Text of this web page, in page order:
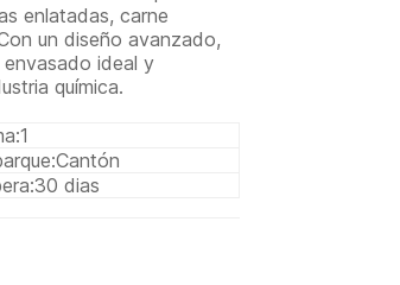
enlatadas, carne
un diseño avanzado,
ideal y
química.
1
Cantón
30 dias